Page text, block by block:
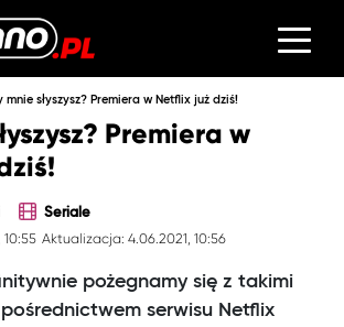
mnie słyszysz? Premiera w Netflix już dziś!
Premiera w
Seriale
Aktualizacja: 4.06.2021, 10:56
pożegnamy się z takimi
serwisu Netflix